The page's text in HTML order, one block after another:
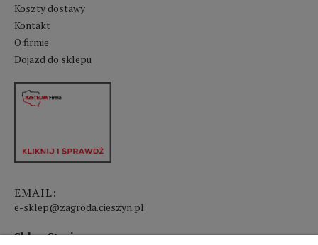
Koszty dostawy
Kontakt
O firmie
Dojazd do sklepu
EMAIL:
e-sklep@zagroda.cieszyn.pl
Sklep Stacjonarny czynny: